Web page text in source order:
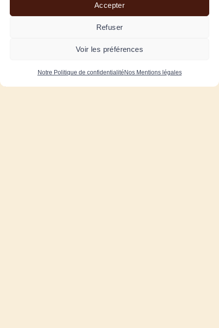
Accepter
Refuser
Voir les préférences
Notre Politique de confidentialité Nos Mentions légales